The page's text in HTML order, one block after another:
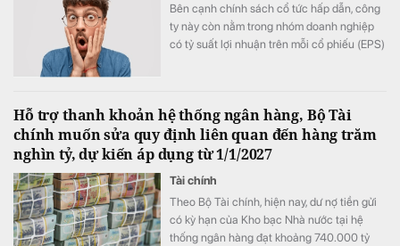
Bên cạnh chính sách cổ tức hấp dẫn, công
ty này còn nằm trong nhóm doanh nghiệp
có tỷ suất lợi nhuận trên mỗi cổ phiếu (EPS)
Hỗ trợ thanh khoản hệ thống ngân hàng, Bộ Tài
chính muốn sửa quy định liên quan đến hàng trăm
nghìn tỷ, dự kiến áp dụng từ 1/1/2027
Tài chính
Theo Bộ Tài chính, hiện nay, dư nợ tiền gửi
có kỳ hạn của Kho bạc Nhà nước tại hệ
thống ngân hàng đạt khoảng 740.000 tỷ